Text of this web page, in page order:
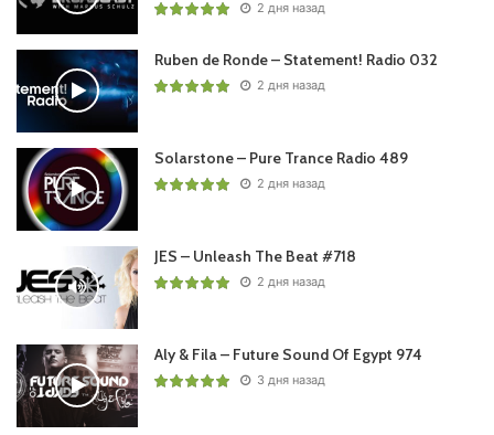
2 дня назад
Ruben de Ronde – Statement! Radio 032
2 дня назад
Solarstone – Pure Trance Radio 489
2 дня назад
JES – Unleash The Beat #718
2 дня назад
Aly & Fila – Future Sound Of Egypt 974
3 дня назад